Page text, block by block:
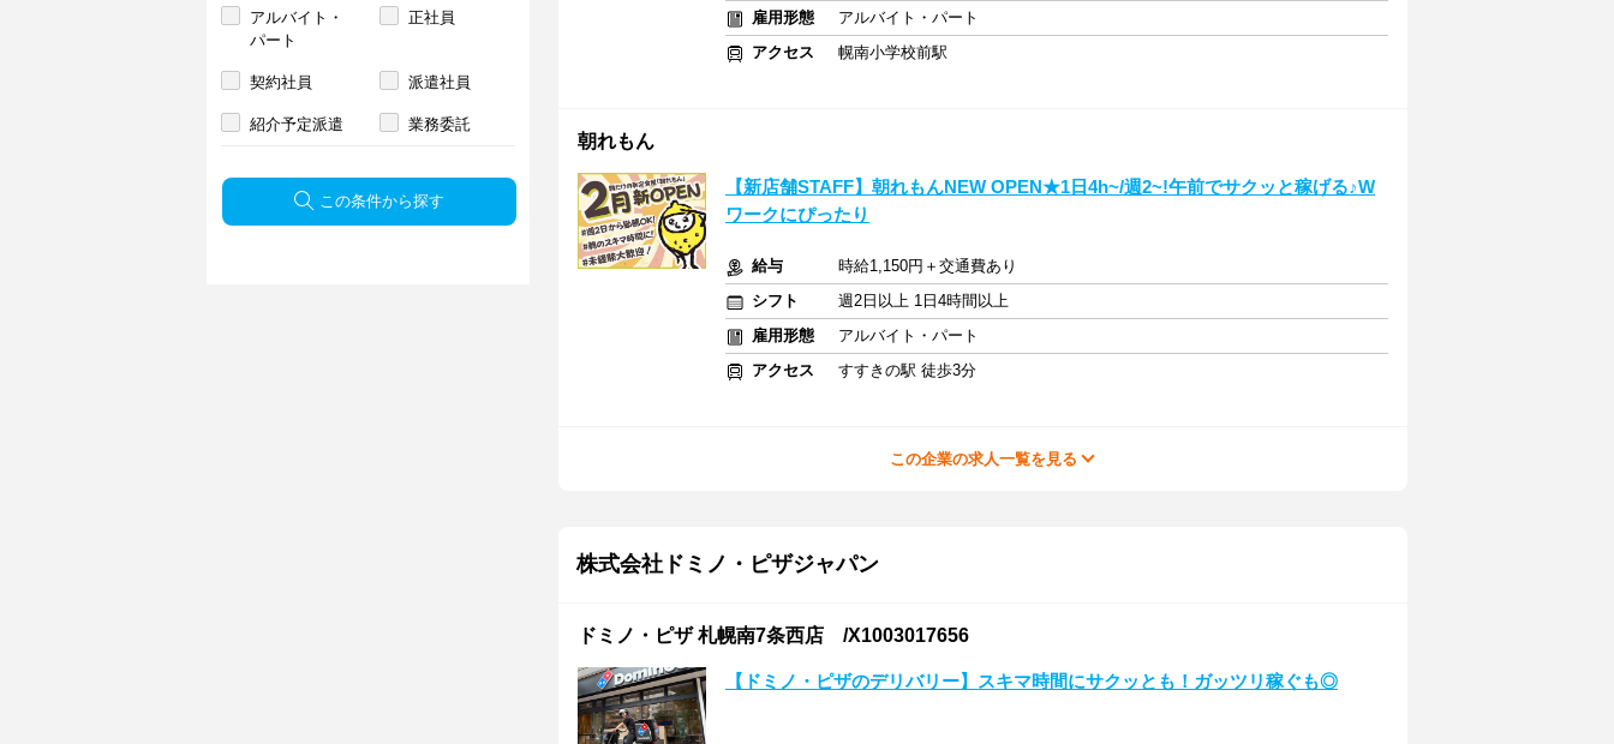
アルバイト・
パート
正社員
契約社員 派遣社員
紹介予定派遣 業務委託
この条件から探す
雇用形態
アルバイト・パート
アクセス
幌南小学校前駅
朝れもん
【新店舗STAFF】朝れもんNEW OPEN★1日4h~/週2~!午前でサクッと稼げる♪W
ワークにぴったり
給与
時給1,150円＋交通費あり
シフト
週2日以上 1日4時間以上
雇用形態
アルバイト・パート
アクセス
すすきの駅 徒歩3分
この企業の求人一覧を見る
株式会社ドミノ・ピザジャパン
ドミノ・ピザ 札幌南7条西店 /X1003017656
【ドミノ・ピザのデリバリー】スキマ時間にサクッとも！ガッツリ稼ぐも◎